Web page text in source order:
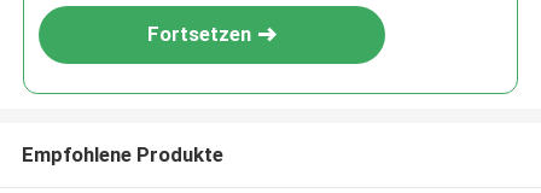
Fortsetzen
Empfohlene Produkte